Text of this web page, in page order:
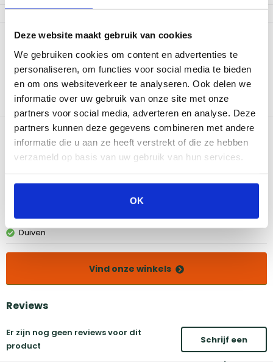
Deze website maakt gebruik van cookies
We gebruiken cookies om content en advertenties te
personaliseren, om functies voor social media te bieden
en om ons websiteverkeer te analyseren. Ook delen we
informatie over uw gebruik van onze site met onze
partners voor social media, adverteren en analyse. Deze
partners kunnen deze gegevens combineren met andere
informatie die u aan ze heeft verstrekt of die ze hebben
verzameld op basis van uw gebruik van hun services.
OK
Productomschrijving
Serveer heerlijke barbecue gerechten met de Boretti drip pan,
speciaal ontwikkeld voor de Boretti Ceramica Large. Voorkom
onnodig restafval en druppelen op jouw warmtedeflectorstenen.
Ideaal om overbodig vet op te vangen met de drip pan zodat jij je
Borreti Ceramica schoon houdt.
Bekijk dit product in onze winkels
Amsterdam
Doetinchem
Duiven
Eindhoven
Utrecht
Vind onze winkels
Reviews
Er zijn nog geen reviews voor dit
product
Schrijf een